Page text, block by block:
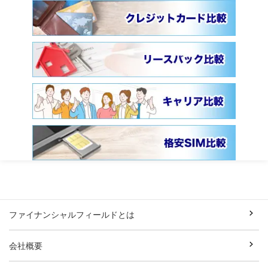
ファイナンシャルフィールドとは
会社概要